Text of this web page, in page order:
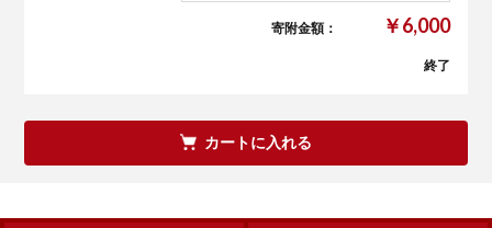
寄附金額： ￥6,000
終了
カートに入れる